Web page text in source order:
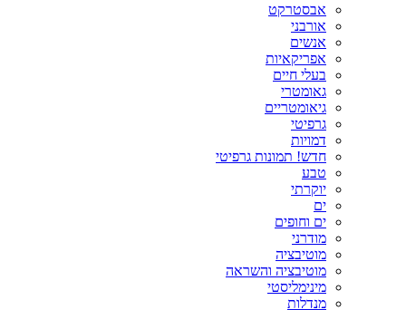
אבסטרקט
אורבני
אנשים
אפריקאיות
בעלי חיים
גאומטרי
גיאומטריים
גרפיטי
דמויות
חדש! תמונות גרפיטי
טבע
יוקרתי
ים
ים וחופים
מודרני
מוטיבציה
מוטיבציה והשראה
מינימליסטי
מנדלות